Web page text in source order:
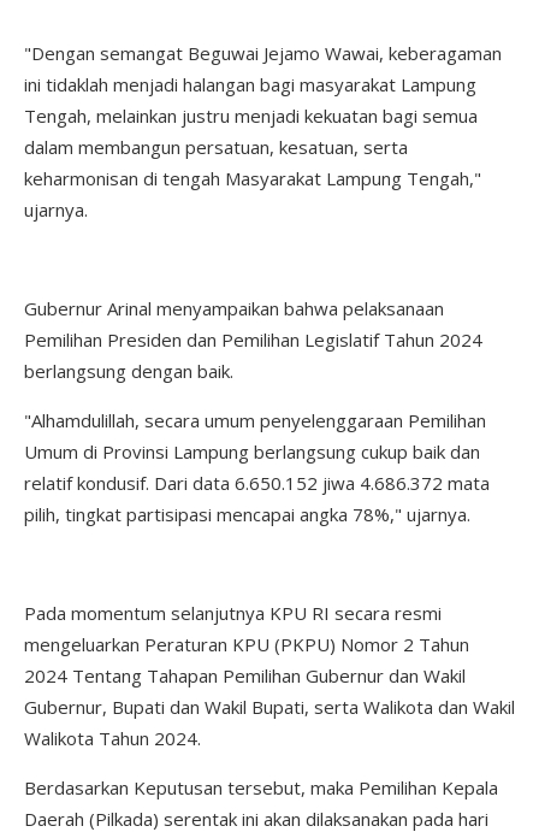
"Dengan semangat Beguwai Jejamo Wawai, keberagaman
ini tidaklah menjadi halangan bagi masyarakat Lampung
Tengah, melainkan justru menjadi kekuatan bagi semua
dalam membangun persatuan, kesatuan, serta
keharmonisan di tengah Masyarakat Lampung Tengah,"
ujarnya.
Gubernur Arinal menyampaikan bahwa pelaksanaan
Pemilihan Presiden dan Pemilihan Legislatif Tahun 2024
berlangsung dengan baik.
"Alhamdulillah, secara umum penyelenggaraan Pemilihan
Umum di Provinsi Lampung berlangsung cukup baik dan
relatif kondusif. Dari data 6.650.152 jiwa 4.686.372 mata
pilih, tingkat partisipasi mencapai angka 78%," ujarnya.
Pada momentum selanjutnya KPU RI secara resmi
mengeluarkan Peraturan KPU (PKPU) Nomor 2 Tahun
2024 Tentang Tahapan Pemilihan Gubernur dan Wakil
Gubernur, Bupati dan Wakil Bupati, serta Walikota dan Wakil
Walikota Tahun 2024.
Berdasarkan Keputusan tersebut, maka Pemilihan Kepala
Daerah (Pilkada) serentak ini akan dilaksanakan pada hari